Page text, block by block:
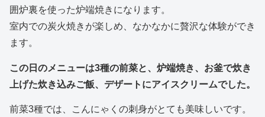
囲炉裏を使った炉端焼きになります。
室内での炭火焼きが楽しめ、なかなかに贅沢な体験ができ
ます。
この日のメニューは3種の前菜と、炉端焼き、お釜で炊き
上げた炊き込みご飯、デザートにアイスクリームでした。
前菜3種では、こんにゃくの刺身がとても美味しいです。